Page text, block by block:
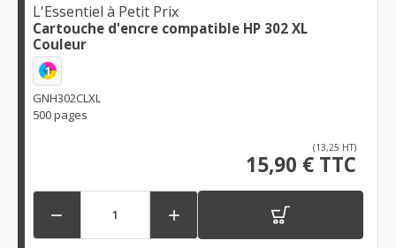
L'Essentiel à Petit Prix
Cartouche d'encre compatible HP 302 XL
Couleur
1
GNH302CLXL
500 pages
(13,25 HT)
15,90 € TTC
 